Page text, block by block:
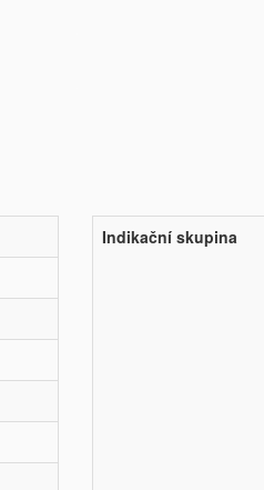
Indikační skupina